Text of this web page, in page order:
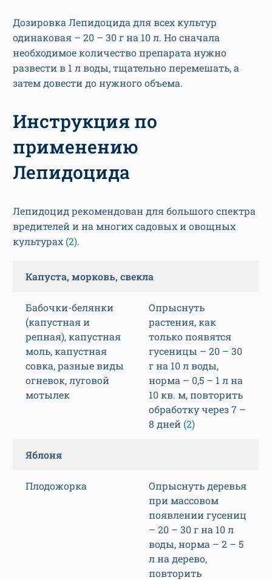
Дозировка Лепидоцида для всех культур
одинаковая – 20 – 30 г на 10 л. Но сначала
необходимое количество препарата нужно
развести в 1 л воды, тщательно перемешать, а
затем довести до нужного объема.
Инструкция по
применению
Лепидоцида
Лепидоцид рекомендован для большого спектра
вредителей и на многих садовых и овощных
культурах (2).
Капуста, морковь, свекла
Бабочки-белянки
(капустная и
репная), капустная
моль, капустная
совка, разные виды
огневок, луговой
мотылек
Опрыснуть
растения, как
только появятся
гусеницы – 20 – 30
г на 10 л воды,
норма – 0,5 – 1 л на
10 кв. м, повторить
обработку через 7 –
8 дней (2)
Яблоня
Плодожорка
Опрыснуть деревья
при массовом
появлении гусениц
– 20 – 30 г на 10 л
воды, норма – 2 – 5
л на дерево,
повторить